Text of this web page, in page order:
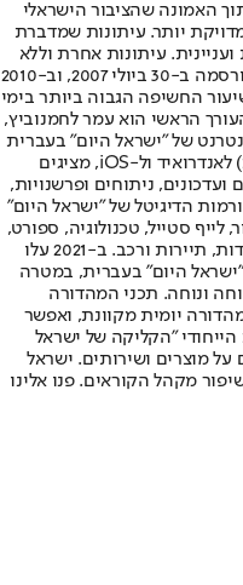
האמונה שהציבור הישראלי
יותר. עיתונות שמדברת
עיתונות אחרת וללא
תשלום. המהדורה המודפסת הראשונה פורסמה ב-30 ביולי 2007, וב-2010
החשיפה הגבוה ביותר בימי
הראשי הוא עמר לחמנוביץ,
של "ישראל היום" בעברית
ובאנגלית, כמו כן היישומונים (אפליקציות) לאנדרואיד ול-iOS, מציגים
ניתוחים ופרשנויות,
הדיגיטל של "ישראל היום"
לייף סטייל, טכנולוגיה, ספורט,
כלכלה וצרכנות, בריאות, חיילים, אוכל, יהדות, תיירות ורכב. ב-2021 עלו
היום" בעברית, במטרה
ונוחה. תכני המהדורה
יומית מקוונת, ואפשר
"הקליקה של ישראל
מוצרים ושירותים. ישראל
מקהל הקוראים. פנו אלינו